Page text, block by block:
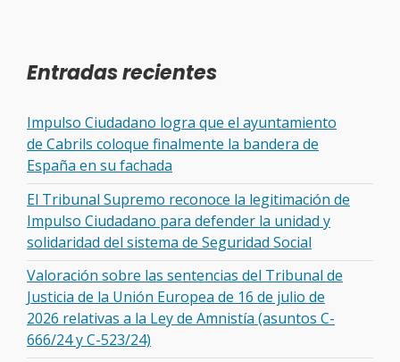
Entradas recientes
Impulso Ciudadano logra que el ayuntamiento
de Cabrils coloque finalmente la bandera de
España en su fachada
El Tribunal Supremo reconoce la legitimación de
Impulso Ciudadano para defender la unidad y
solidaridad del sistema de Seguridad Social
Valoración sobre las sentencias del Tribunal de
Justicia de la Unión Europea de 16 de julio de
2026 relativas a la Ley de Amnistía (asuntos C-
666/24 y C-523/24)